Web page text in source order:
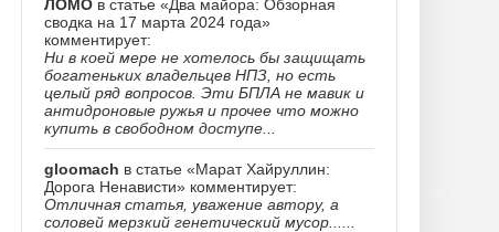
ЛОМО в статье «Два майора: Обзорная
сводка на 17 марта 2024 года»
комментирует:
Ни в коей мере не хотелось бы защищать
богатеньких владельцев НПЗ, но есть
целый ряд вопросов. Эти БПЛА не мавик и
антидроновые ружья и прочее что можно
купить в свободном доступе...
gloomach в статье «Марат Хайруллин:
Дорога Ненависти» комментирует:
Отличная статья, уважение автору, а
соловей мерзкий генетический мусор......